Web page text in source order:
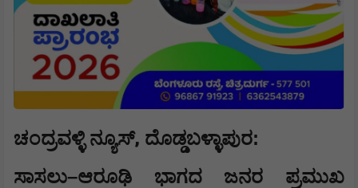
ಚಂದ್ರವಳ್ಳಿ ನ್ಯೂಸ್, ದೊಡ್ಡಬಳ್ಳಾಪುರ:
ಸಾಸಲು–ಆರೂಢಿ ಭಾಗದ ಜನರ ಪ್ರಮುಖ